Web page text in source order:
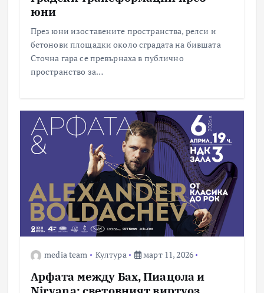
юни
През юни изоставените пространства, релси и
бетонови площадки около сградата на бившата
Сточна гара се превърнаха в публично
пространство за…
media team Култура март 11, 2026
Арфата между Бах, Пиацола и